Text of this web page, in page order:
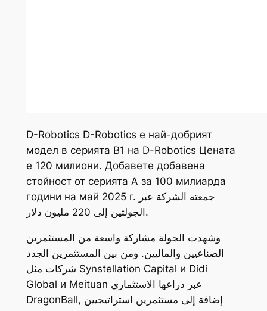
D-Robotics D-Robotics е най-добрият
модел в серията B1 на D-Robotics Цената
е 120 милиони. Добавете добавена
стойност от серията A за 100 милиарда
години на май 2025 г. جمعته الشركة عبر
الجولتين إلى 220 مليون دلار.
وشهدت الجولة مشاركة واسعة من المستثمرين
الصناعيين والماليين. ومن بين المستثمرين الجدد
شركات مثل Synstellation Capital и Didi
Global и Meituan عبر ذراعها الاستثماري
DragonBall, إضافة إلى مستثمرين استراتيجيين